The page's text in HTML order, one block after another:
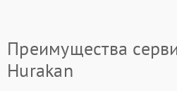
Преимущества
Hurakan